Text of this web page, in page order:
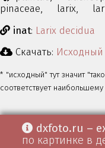
pinaceae,
larix,
inat: Larix decidua
Скачать: Исходный
* "исходный" тут значит
соответствует
dxfoto.ru –
по картинке в